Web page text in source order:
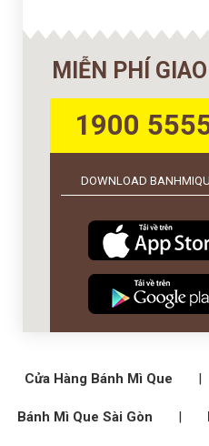
MIỄN PHÍ
1900
DOWNLOAD
Cửa Hàng Bánh Mì Que |
Bánh Mì Que Sài Gòn |